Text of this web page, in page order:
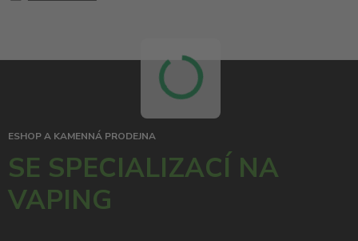
ESHOP A KAMENNÁ PRODEJNA
SE SPECIALIZACÍ NA
VAPING